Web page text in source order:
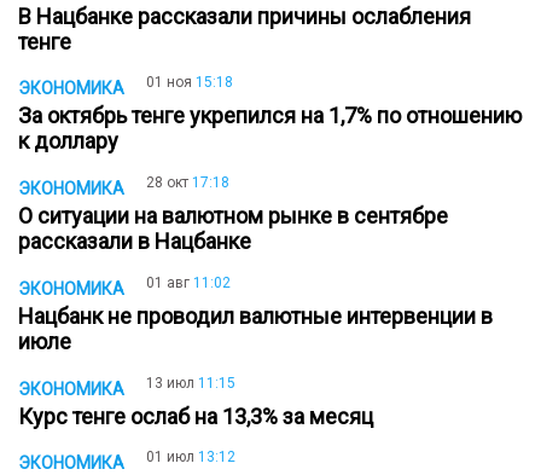
В Нацбанке рассказали причины ослабления
тенге
ЭКОНОМИКА 01 ноя 15:18
За октябрь тенге укрепился на 1,7% по отношению
к доллару
ЭКОНОМИКА 28 окт 17:18
О ситуации на валютном рынке в сентябре
рассказали в Нацбанке
ЭКОНОМИКА 01 авг 11:02
Нацбанк не проводил валютные интервенции в
июле
ЭКОНОМИКА 13 июл 11:15
Курс тенге ослаб на 13,3% за месяц
ЭКОНОМИКА 01 июл 13:12